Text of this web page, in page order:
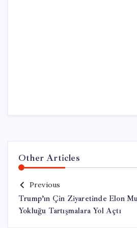
Other Articles
Previous
Trump’ın Çin Ziyaretinde Elon
Yokluğu Tartışmalara Yol Açtı